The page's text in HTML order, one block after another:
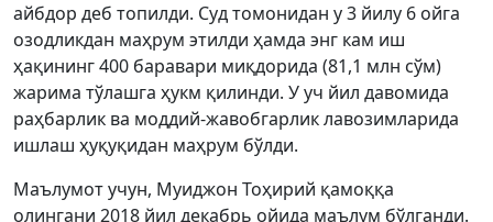
айбдор деб топилди. Суд томонидан у 3 йилу 6 ойга
озодликдан маҳрум этилди ҳамда энг кам иш
ҳақининг 400 баравари миқдорида (81,1 млн сўм)
жарима тўлашга ҳукм қилинди. У уч йил давомида
раҳбарлик ва моддий-жавобгарлик лавозимларида
ишлаш ҳуқуқидан маҳрум бўлди.
Маълумот учун, Муиджон Тоҳирий қамоққа
олингани 2018 йил декабрь ойида маълум бўлганди.